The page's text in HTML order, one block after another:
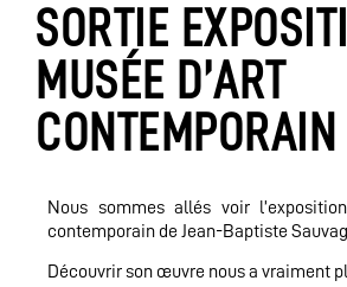
SORTIE
MUSÉE D’ART
Nous sommes allés voir
contemporain de Jean-Baptiste
Découvrir son œuvre nous a vraiment